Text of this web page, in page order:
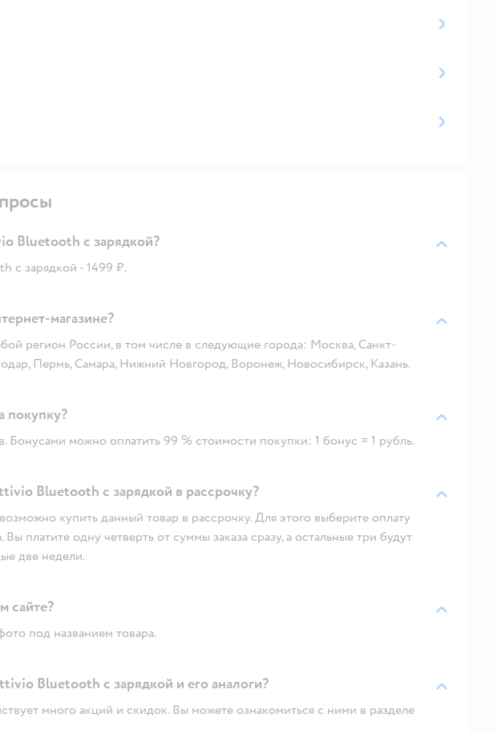
Bluetooth с зарядкой?
с зарядкой - 1499 ₽.
магазине?
регион России, в том числе в следующие города: Москва, Санкт-
Пермь, Самара, Нижний Новгород, Воронеж, Новосибирск, Казань.
покупку?
Бонусами можно оплатить 99 % стоимости покупки: 1 бонус = 1 рубль.
Bluetooth с зарядкой в рассрочку?
купить данный товар в рассрочку. Для этого выберите оплату
платите одну четверть от суммы заказа сразу, а остальные три будут
две недели.
сайте?
под названием товара.
Bluetooth с зарядкой и его аналоги?
много акций и скидок. Вы можете ознакомиться с ними в разделе